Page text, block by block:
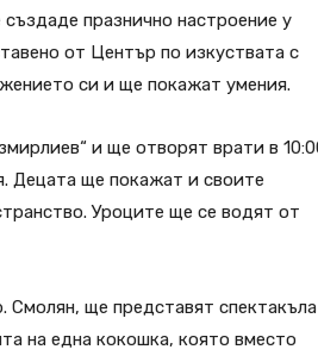
празнично настроение у
от Център по изкуствата с
си и ще покажат умения.
и ще отворят врати в
Децата ще покажат и своите
Уроците ще се водят от
Смолян, ще представят спектакъла
на една кокошка, която вместо